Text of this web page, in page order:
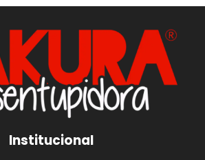
Institucional